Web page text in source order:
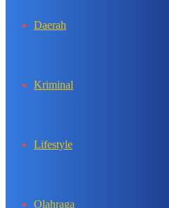
Daerah
Kriminal
Lifestyle
Olahraga